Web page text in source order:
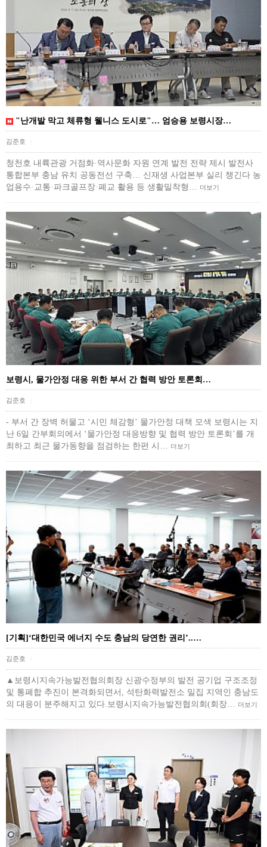
"난개발 막고 체류형 웰니스 도시로"… 엄승용 보령시장…
김준호
청천호 내륙관광 거점화·역사문화 자원 연계 발전 전략 제시 발전사
통합본부 충남 유치 공동전선 구축… 신재생 사업본부 실리 챙긴다 농
업용수·교통·파크골프장·폐교 활용 등 생활밀착형…
더보기
보령시, 물가안정 대응 위한 부서 간 협력 방안 토론회…
김준호
- 부서 간 장벽 허물고 ‘시민 체감형’ 물가안정 대책 모색 보령시는 지
난 6일 간부회의에서 ‘물가안정 대응방향 및 협력 방안 토론회’를 개
최하고 최근 물가동향을 점검하는 한편 시…
더보기
[기획]‘대한민국 에너지 수도 충남의 당연한 권리’..…
김준호
▲보령시지속가능발전협의회장 신광수정부의 발전 공기업 구조조정
및 통폐합 추진이 본격화되면서, 석탄화력발전소 밀집 지역인 충남도
의 대응이 분주해지고 있다.보령시지속가능발전협의회(회장… 더보기